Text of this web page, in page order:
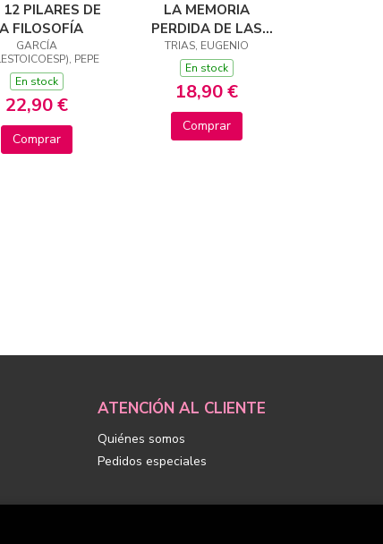
12 PILARES DE
FILOSOFÍA
GARCÍA
PEPE
En stock
22,90 €
Comprar
LA MEMORIA
PERDIDA DE LAS
COSAS
TRIAS, EUGENIO
En stock
18,90 €
Comprar
ATENCIÓN AL CLIENTE
Quiénes somos
Pedidos especiales